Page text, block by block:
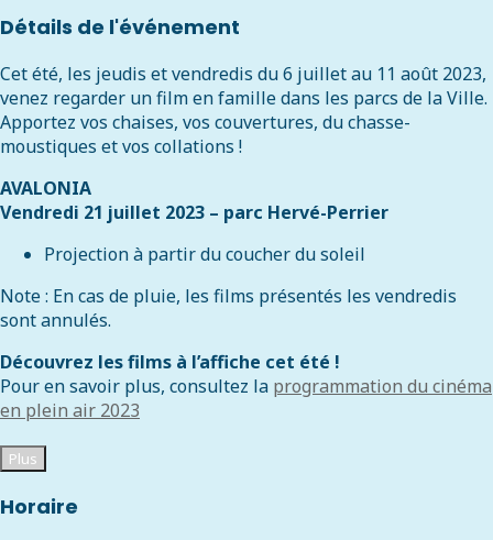
Détails de l'événement
Cet été, les jeudis et vendredis du 6 juillet au 11 août 2023,
venez regarder un film en famille dans les parcs de la Ville.
Apportez vos chaises, vos couvertures, du chasse-
moustiques et vos collations !
AVALONIA
Vendredi 21 juillet 2023 – parc Hervé-Perrier
Projection à partir du coucher du soleil
Note : En cas de pluie, les films présentés les vendredis
sont annulés.
Découvrez les films à l’affiche cet été !
Pour en savoir plus, consultez la programmation du cinéma
en plein air 2023
Plus
Horaire